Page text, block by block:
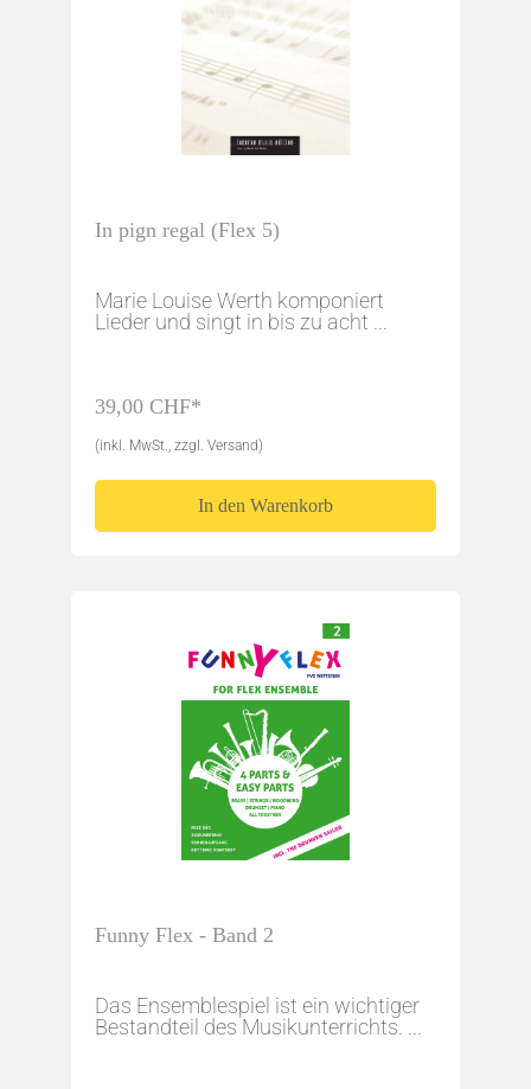
In pign regal (Flex 5)
Marie Louise Werth komponiert
Lieder und singt in bis zu acht ...
39,00 CHF*
(inkl. MwSt., zzgl. Versand)
In den Warenkorb
Funny Flex - Band 2
Das Ensemblespiel ist ein wichtiger
Bestandteil des Musikunterrichts. ...